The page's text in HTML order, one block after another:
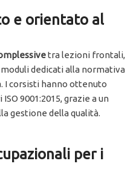
e orientato al
tra lezioni frontali,
dedicati alla normativa
I corsisti hanno ottenuto
9001:2015, grazie a un
gestione della qualità.
per i